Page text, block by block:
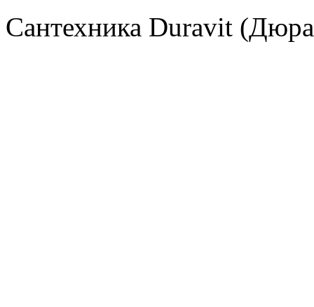
Сантехника Duravit